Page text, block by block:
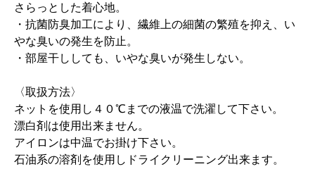
さらっとした着心地。
・抗菌防臭加工により、繊維上の細菌の繁殖を抑え、い
やな臭いの発生を防止。
・部屋干ししても、いやな臭いが発生しない。
〈取扱方法〉
ネットを使用し４０℃までの液温で洗濯して下さい。
漂白剤は使用出来ません。
アイロンは中温でお掛け下さい。
石油系の溶剤を使用しドライクリーニング出来ます。